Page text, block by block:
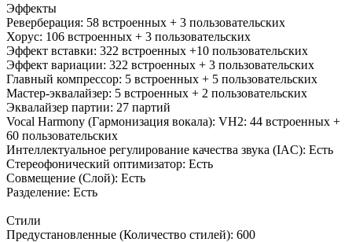
Эффекты
Реверберация: 58 встроенных + 3 пользовательских
Хорус: 106 встроенных + 3 пользовательских
Эффект вставки: 322 встроенных +10 пользовательских
Эффект вариации: 322 встроенных + 3 пользовательских
Главный компрессор: 5 встроенных + 5 пользовательских
Мастер-эквалайзер: 5 встроенных + 2 пользовательских
Эквалайзер партии: 27 партий
Vocal Harmony (Гармонизация вокала): VH2: 44 встроенных +
60 пользовательских
Интеллектуальное регулирование качества звука (IAC): Есть
Стереофонический оптимизатор: Есть
Совмещение (Слой): Есть
Разделение: Есть
Стили
Предустановленные (Количество стилей): 600